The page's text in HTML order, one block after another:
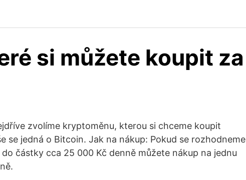
si můžete koupit za
zvolíme kryptoměnu, kterou si chceme koupit
se jedná o Bitcoin. Jak na nákup: Pokud se rozhodneme
částky cca 25 000 Kč denně můžete nákup na jednu